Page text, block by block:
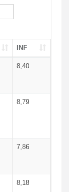
INF
8,40
8,79
7,86
8,18